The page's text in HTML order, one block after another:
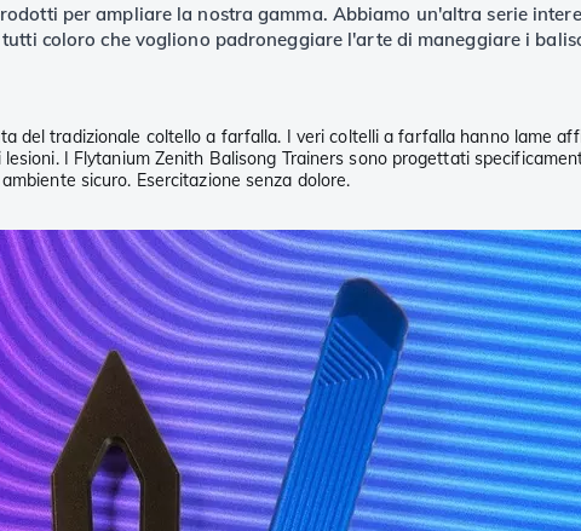
per ampliare la nostra gamma. Abbiamo un'altra serie
coloro che vogliono padroneggiare l'arte di maneggiare i
del tradizionale coltello a farfalla. I veri coltelli a farfalla hanno lame
I Flytanium Zenith Balisong Trainers sono progettati
sicuro. Esercitazione senza dolore.